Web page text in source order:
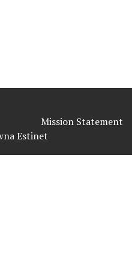
Mission Statement
Estinet